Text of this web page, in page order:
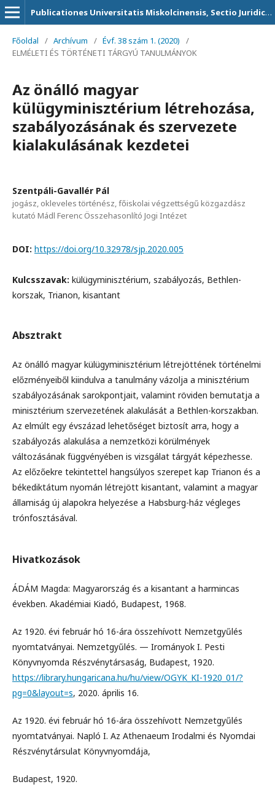
Publicationes Universitatis Miskolcinensis, Sectio Juridica et Politica
Főoldal / Archívum / Évf. 38 szám 1. (2020)
/
ELMÉLETI ÉS TÖRTÉNETI TÁRGYÚ TANULMÁNYOK
Az önálló magyar
külügyminisztérium létrehozása,
szabályozásának és szervezete
kialakulásának kezdetei
Szentpáli-Gavallér Pál
jogász, okleveles történész, főiskolai végzettségű közgazdász
kutató Mádl Ferenc Összehasonlító Jogi Intézet
DOI: https://doi.org/10.32978/sjp.2020.005
Kulcsszavak: külügyminisztérium, szabályozás, Bethlen-
korszak, Trianon, kisantant
Absztrakt
Az önálló magyar külügyminisztérium létrejöttének történelmi
előzményeiből kiindulva a tanulmány vázolja a minisztérium
szabályozásának sarokpontjait, valamint röviden bemutatja a
minisztérium szervezetének alakulását a Bethlen-korszakban.
Az elmúlt egy évszázad lehetőséget biztosít arra, hogy a
szabályozás alakulása a nemzetközi körülmények
változásának függvényében is vizsgálat tárgyát képezhesse.
Az előzőekre tekintettel hangsúlyos szerepet kap Trianon és a
békediktátum nyomán létrejött kisantant, valamint a magyar
államiság új alapokra helyezése a Habsburg-ház végleges
trónfosztásával.
Hivatkozások
ÁDÁM Magda: Magyarország és a kisantant a harmincas
években. Akadémiai Kiadó, Budapest, 1968.
Az 1920. évi február hó 16-ára összehívott Nemzetgyűlés
nyomtatványai. Nemzetgyűlés. — Irományok I. Pesti
Könyvnyomda Részvénytársaság, Budapest, 1920.
https://library.hungaricana.hu/hu/view/OGYK_KI-1920_01/?
pg=0&layout=s, 2020. április 16.
Az 1920. évi február hó 16-ára összehívott Nemzetgyűlés
nyomtatványai. Napló I. Az Athenaeum Irodalmi és Nyomdai
Részvénytársulat Könyvnyomdája,
Budapest, 1920.